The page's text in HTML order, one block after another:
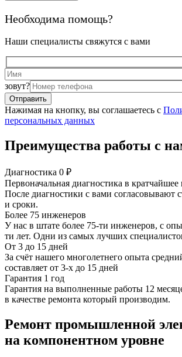
Необходима помощь?
Наши специалисты свяжутся с вами
зовут?
Нажимая на кнопку, вы соглашаетесь с
персональных данных
Преимущества работы с
Диагностика 0 ₽
Первоначальная диагностика в кратчайшее
После диагностики с вами согласовывают
и сроки.
Более 75 инженеров
У нас в штате более 75-ти инженеров, с
ти лет. Одни из самых лучших
От 3 до 15 дней
За счёт нашего многолетнего опыта
составляет от 3-х до 15 дней
Гарантия 1 год
Гарантия на выполненные работы 12
в качестве ремонта который производим.
Ремонт промышленной
на компонентном уровне